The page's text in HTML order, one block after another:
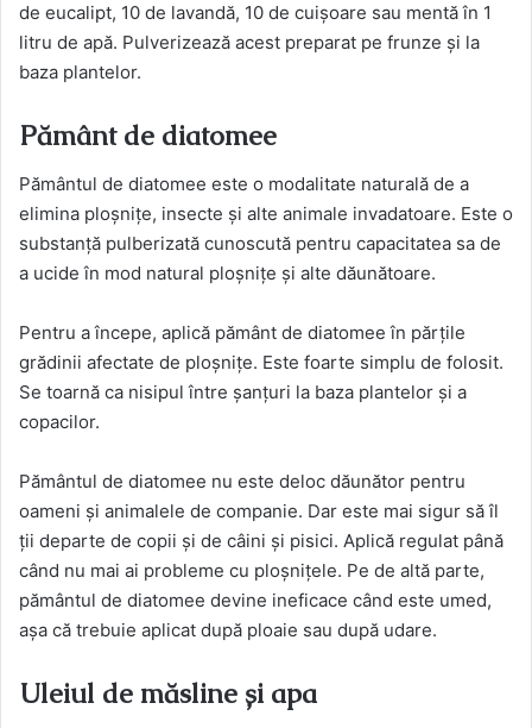
de eucalipt, 10 de lavandă, 10 de cuișoare sau mentă în 1
litru de apă. Pulverizează acest preparat pe frunze și la
baza plantelor.
Pământ de diatomee
Pământul de diatomee este o modalitate naturală de a
elimina ploșnițe, insecte și alte animale invadatoare. Este o
substanță pulberizată cunoscută pentru capacitatea sa de
a ucide în mod natural ploșnițe și alte dăunătoare.
Pentru a începe, aplică pământ de diatomee în părțile
grădinii afectate de ploșnițe. Este foarte simplu de folosit.
Se toarnă ca nisipul între șanțuri la baza plantelor și a
copacilor.
Pământul de diatomee nu este deloc dăunător pentru
oameni și animalele de companie. Dar este mai sigur să îl
ții departe de copii și de câini și pisici. Aplică regulat până
când nu mai ai probleme cu ploșnițele. Pe de altă parte,
pământul de diatomee devine ineficace când este umed,
așa că trebuie aplicat după ploaie sau după udare.
Uleiul de măsline și apa